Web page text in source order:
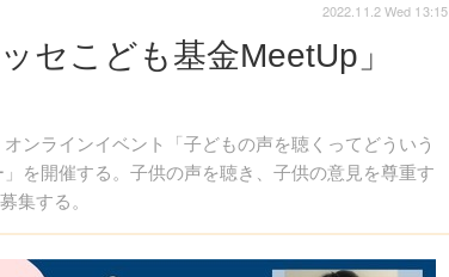
セこども基金MeetUp」
ンラインイベント「子どもの声を聴くってどういう
を開催する。子供の声を聴き、子供の意見を尊重す
集する。
2022.11.2 Wed 13:15